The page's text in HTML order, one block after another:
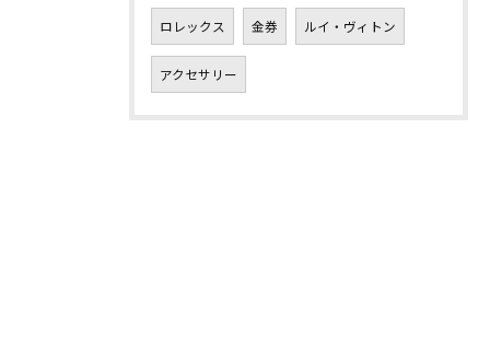
ロレックス 金券 ルイ・ヴィトン
アクセサリー